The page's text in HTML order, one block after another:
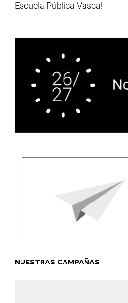
Escuela Pública Vasca!
NUESTRAS CAMPAÑAS